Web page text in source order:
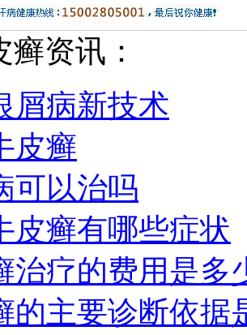
资讯：
屑病新技术
皮癣
可以治吗
皮癣有哪些症状
治疗的费用是多
的主要诊断依据